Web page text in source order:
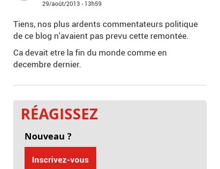
29/août/2013 - 13h59
Tiens, nos plus ardents commentateurs politique
de ce blog n'avaient pas prevu cette remontée.
Ca devait etre la fin du monde comme en
decembre dernier.
RÉAGISSEZ
Nouveau ?
Inscrivez-vous